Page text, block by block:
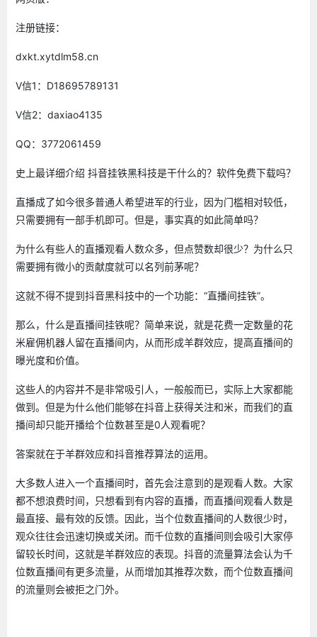
注册链接：
dxkt.xytdlm58.cn
V信1：D18695789131
V信2：daxiao4135
QQ：3772061459
史上最详细介绍 抖音挂铁黑科技是干什么的？软件免费下载吗？
直播成了如今很多普通人希望进军的行业，因为门槛相对较低，
只需要拥有一部手机即可。但是，事实真的如此简单吗？
为什么有些人的直播观看人数众多，但点赞数却很少？为什么只
需要拥有微小的贡献度就可以名列前茅呢？
这就不得不提到抖音黑科技中的一个功能：“直播间挂铁”。
那么，什么是直播间挂铁呢？简单来说，就是花费一定数量的花
米雇佣机器人留在直播间内，从而形成羊群效应，提高直播间的
曝光度和价值。
这些人的内容并不是非常吸引人，一般般而已，实际上大家都能
做到。但是为什么他们能够在抖音上获得关注和米，而我们的直
播间却只能开播给个位数甚至是0人观看呢？
答案就在于羊群效应和抖音推荐算法的运用。
大多数人进入一个直播间时，首先会注意到的是观看人数。大家
都不想浪费时间，只想看到有内容的直播，而直播间观看人数是
最直接、最有效的反馈。因此，当个位数直播间的人数很少时，
观众往往会迅速切换或关闭。而千位数的直播间则会吸引大家停
留较长时间，这就是羊群效应的表现。抖音的流量算法会认为千
位数直播间有更多流量，从而增加其推荐次数，而个位数直播间
的流量则会被拒之门外。